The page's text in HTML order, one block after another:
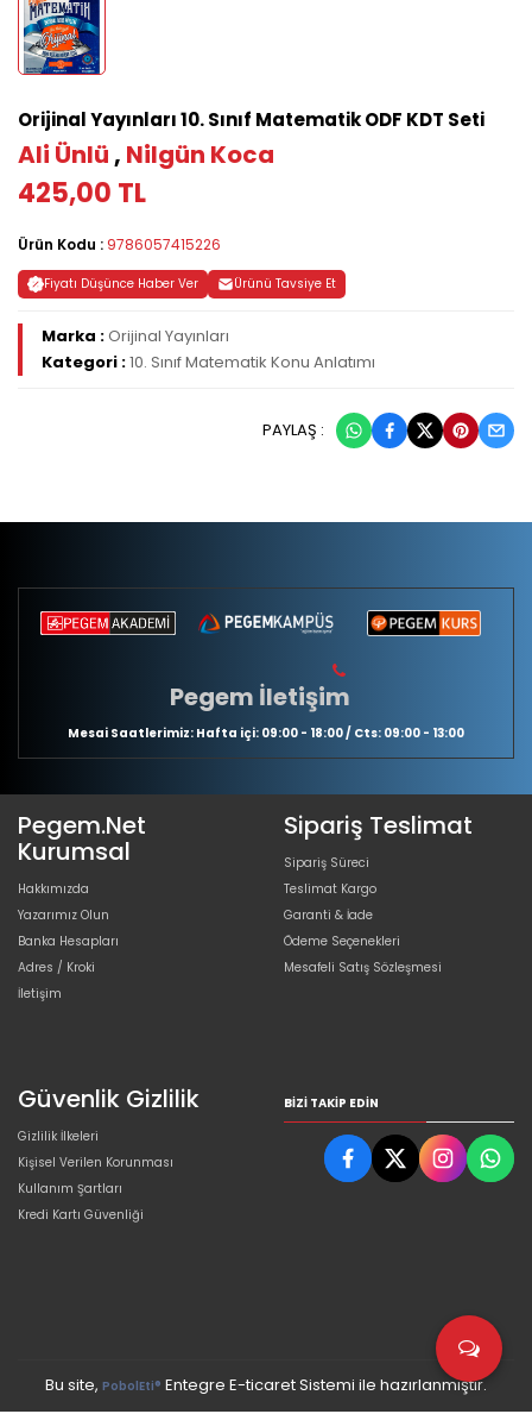
Orijinal Yayınları 10. Sınıf Matematik ODF KDT Seti
Ali Ünlü , Nilgün Koca
425,00 TL
Ürün Kodu : 9786057415226
Fiyatı Düşünce Haber Ver Ürünü Tavsiye Et
Marka :Orijinal Yayınları
Kategori :10. Sınıf Matematik Konu Anlatımı
PAYLAŞ :
Pegem İletişim
Mesai Saatlerimiz: Hafta içi: 09:00 - 18:00 / Cts: 09:00 - 13:00
Pegem.Net
Kurumsal
Hakkımızda
Yazarımız Olun
Banka Hesapları
Adres / Kroki
İletişim
Sipariş Teslimat
Sipariş Süreci
Teslimat Kargo
Garanti & İade
Ödeme Seçenekleri
Mesafeli Satış Sözleşmesi
Güvenlik Gizlilik
Gizlilik İlkeleri
Kişisel Verilen Korunması
Kullanım Şartları
Kredi Kartı Güvenliği
BIZI TAKIP EDIN
Bu site, PobolEti® Entegre E-ticaret Sistemi ile hazırlanmıştır.